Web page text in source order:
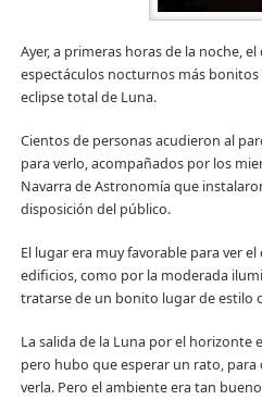
Ayer, a primeras horas de la noche,
espectáculos nocturnos más
eclipse total de Luna.
Cientos de personas acudieron al
para verlo, acompañados por los
Navarra de Astronomía que
disposición del público.
El lugar era muy favorable para ver
edificios, como por la moderada
tratarse de un bonito lugar de estilo
La salida de la Luna por el horizonte
pero hubo que esperar un rato,
verla. Pero el ambiente era tan